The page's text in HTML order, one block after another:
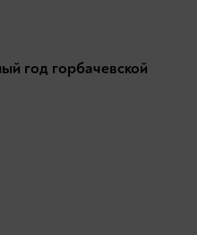
год горбачевской